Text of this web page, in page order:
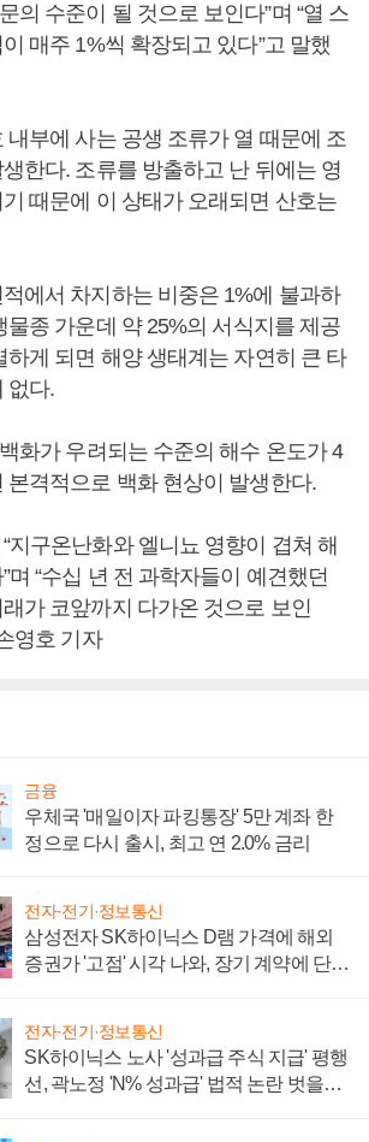
의 수준이 될 것으로 보인다”며 “열 스
매주 1%씩 확장되고 있다”고 말했
내부에 사는 공생 조류가 열 때문에 조
한다. 조류를 방출하고 난 뒤에는 영
때문에 이 상태가 오래되면 산호는
에서 차지하는 비중은 1%에 불과하
물종 가운데 약 25%의 서식지를 제공
하게 되면 해양 생태계는 자연히 큰 타
없다.
화가 우려되는 수준의 해수 온도가 4
본격적으로 백화 현상이 발생한다.
지구온난화와 엘니뇨 영향이 겹쳐 해
며 “수십 년 전 과학자들이 예견했던
가 코앞까지 다가온 것으로 보인
영호 기자
금융
우체국 '매일이자 파킹통장' 5만 계좌 한
정으로 다시 출시, 최고 연 2.0% 금리
전자·전기·정보통신
삼성전자 SK하이닉스 D램 가격에 해외
증권가 '고점' 시각 나와, 장기 계약에 단점
전자·전기·정보통신
SK하이닉스 노사 '성과급 주식 지급' 평행
선, 곽노정 'N% 성과급' 법적 논란 벗을지